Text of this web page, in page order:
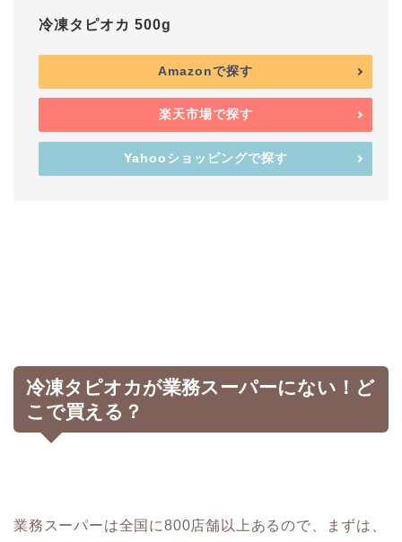
冷凍タピオカ 500g
Amazonで探す
楽天市場で探す
Yahooショッピングで探す
冷凍タピオカが業務スーパーにない！ど
こで買える？
業務スーパーは全国に800店舗以上あるので、まずは、